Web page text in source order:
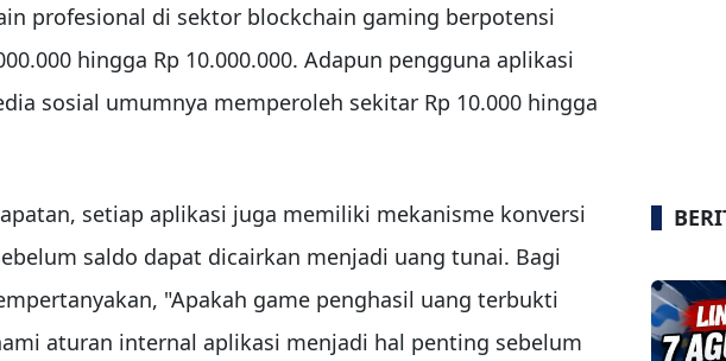
profesional di sektor blockchain gaming berpotensi
hingga Rp 10.000.000. Adapun pengguna aplikasi
sosial umumnya memperoleh sekitar Rp 10.000 hingga
setiap aplikasi juga memiliki mekanisme konversi
saldo dapat dicairkan menjadi uang tunai. Bagi
"Apakah game penghasil uang terbukti
aturan internal aplikasi menjadi hal penting sebelum